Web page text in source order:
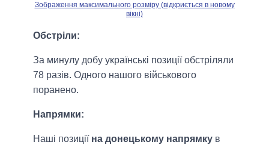
Зображення максимального розміру (відкриється в новому
вікні)
Обстріли:
За минулу добу українські позиції обстріляли
78 разів. Одного нашого військового
поранено.
Напрямки:
Наші позиції на донецькому напрямку в